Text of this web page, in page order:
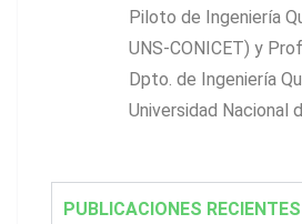
Piloto de Ingeniería
UNS-CONICET) y
Dpto. de Ingeniería
Universidad Nacional
PUBLICACIONES RECIENTES